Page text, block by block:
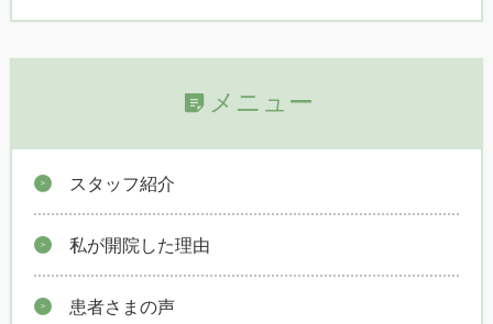
メニュー
スタッフ紹介
私が開院した理由
患者さまの声